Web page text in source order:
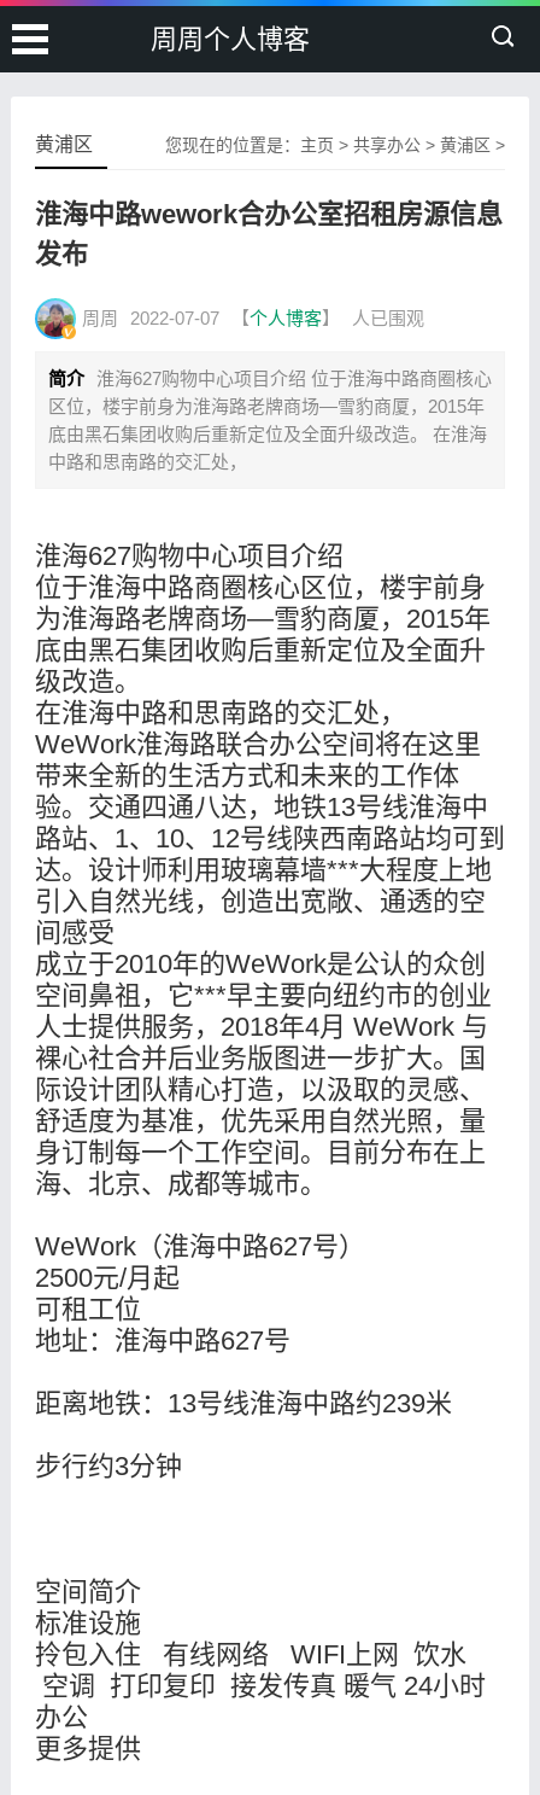
周周个人博客
您现在的位置是： 主页 >共享办公 >黄浦区 >
黄浦区
淮海中路wework合办公室招租房源信息
发布
周周 2022-07-07 【个人博客】 人已围观
简介
淮海627购物中心项目介绍 位于淮海中路商圈核心
区位，楼宇前身为淮海路老牌商场—雪豹商厦，2015年
底由黑石集团收购后重新定位及全面升级改造。 在淮海
中路和思南路的交汇处，
淮海627购物中心项目介绍
位于淮海中路商圈核心区位，楼宇前身
为淮海路老牌商场—雪豹商厦，2015年
底由黑石集团收购后重新定位及全面升
级改造。
在淮海中路和思南路的交汇处，
WeWork淮海路联合办公空间将在这里
带来全新的生活方式和未来的工作体
验。交通四通八达，地铁13号线淮海中
路站、1、10、12号线陕西南路站均可到
达。设计师利用玻璃幕墙***大程度上地
引入自然光线，创造出宽敞、通透的空
间感受
成立于2010年的WeWork是公认的众创
空间鼻祖，它***早主要向纽约市的创业
人士提供服务，2018年4月 WeWork 与
裸心社合并后业务版图进一步扩大。国
际设计团队精心打造，以汲取的灵感、
舒适度为基准，优先采用自然光照，量
身订制每一个工作空间。目前分布在上
海、北京、成都等城市。
WeWork（淮海中路627号）
2500元/月起
可租工位
地址：淮海中路627号
距离地铁：13号线淮海中路约239米
步行约3分钟
空间简介
标准设施
拎包入住 有线网络 WIFI上网 饮水
空调 打印复印 接发传真 暖气 24小时
办公
更多提供